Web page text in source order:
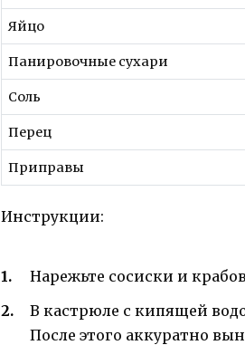
Яйцо
Панировочные сухари
Соль
Перец
Приправы
Инструкции:
Нарежьте сосиски и
В кастрюле с кипящей
После этого аккуратно